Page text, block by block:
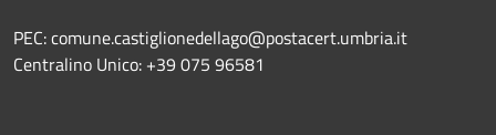
PEC: comune.castiglionedellago@postacert.umbria.it
Centralino Unico: +39 075 96581